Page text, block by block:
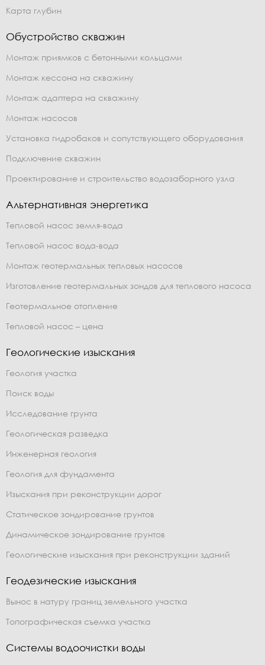
Карта глубин
Обустройство скважин
Монтаж приямков с бетонными кольцами
Монтаж кессона на скважину
Монтаж адаптера на скважину
Монтаж насосов
Установка гидробаков и сопутствующего оборудования
Подключение скважин
Проектирование и строительство водозаборного узла
Альтернативная энергетика
Тепловой насос земля-вода
Тепловой насос вода-вода
Монтаж геотермальных тепловых насосов
Изготовление геотермальных зондов для теплового насоса
Геотермальное отопление
Тепловой насос – цена
Геологические изыскания
Геология участка
Поиск воды
Исследование грунта
Геологическая разведка
Инженерная геология
Геология для фундамента
Изыскания при реконструкции дорог
Статическое зондирование грунтов
Динамическое зондирование грунтов
Геологические изыскания при реконструкции зданий
Геодезические изыскания
Вынос в натуру границ земельного участка
Топографическая съемка участка
Системы водоочистки воды